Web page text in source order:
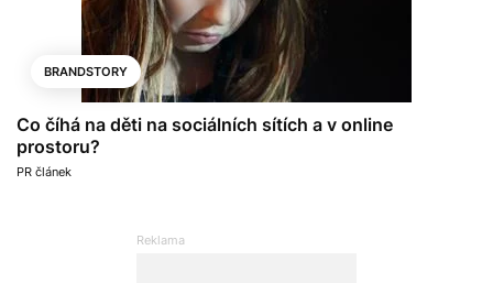
BRANDSTORY
Co číhá na děti na sociálních sítích a v online
prostoru?
PR článek